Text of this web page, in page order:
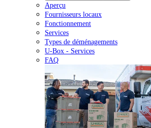
Aperçu
Fournisseurs locaux
Fonctionnement
Services
Types de déménagements
U-Box - Services
FAQ